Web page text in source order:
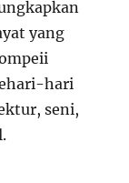
yang
hari
seni,